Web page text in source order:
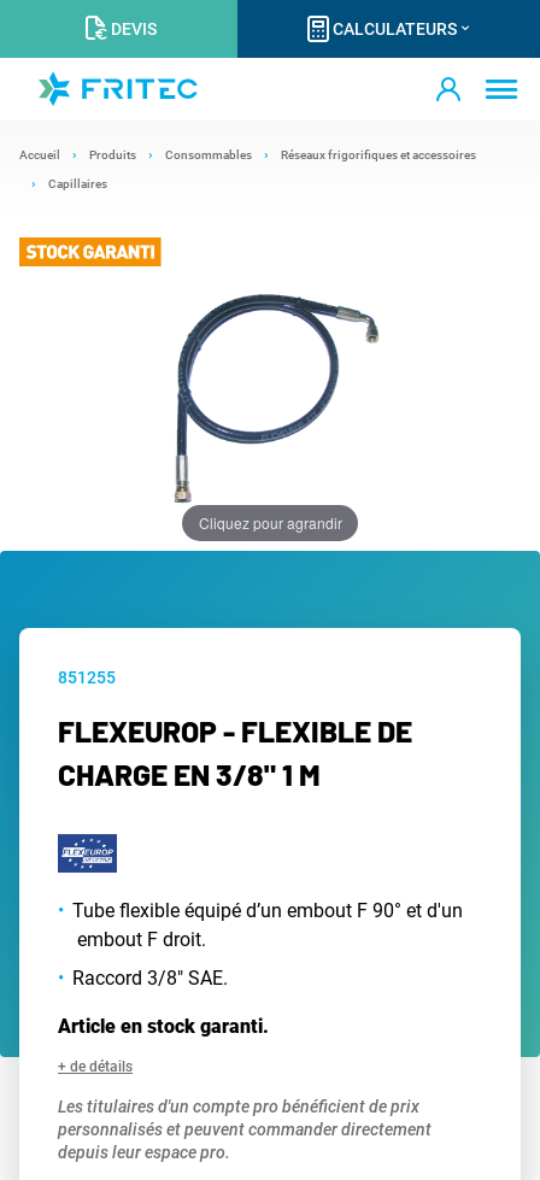
DEVIS CALCULATEURS
Accueil Produits Consommables Réseaux frigorifiques et accessoires
Capillaires
Cliquez pour agrandir
851255
FLEXEUROP - FLEXIBLE DE
CHARGE EN 3/8" 1 M
Tube flexible équipé d’un embout F 90° et d'un
embout F droit.
Raccord 3/8" SAE.
Article en stock garanti.
+ de détails
Les titulaires d'un compte pro bénéficient de prix
personnalisés et peuvent commander directement
depuis leur espace pro.